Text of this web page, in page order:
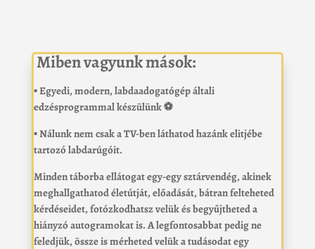
Miben vagyunk mások:
▪️ Egyedi, modern, labdaadogatógép általi
edzésprogrammal készülünk ⚽️
▪️Nálunk nem csak a TV-ben láthatod hazánk elitjébe
tartozó labdarúgóit.
Minden táborba ellátogat egy-egy sztárvendég, akinek
meghallgathatod életútját, előadását,bátran felteheted
kérdéseidet, fotózkodhatsz velük és begyűjtheted a
hiányzó autogramokat is. A legfontosabbat pedig ne
feledjük, össze is mérheted velük a tudásodat egy